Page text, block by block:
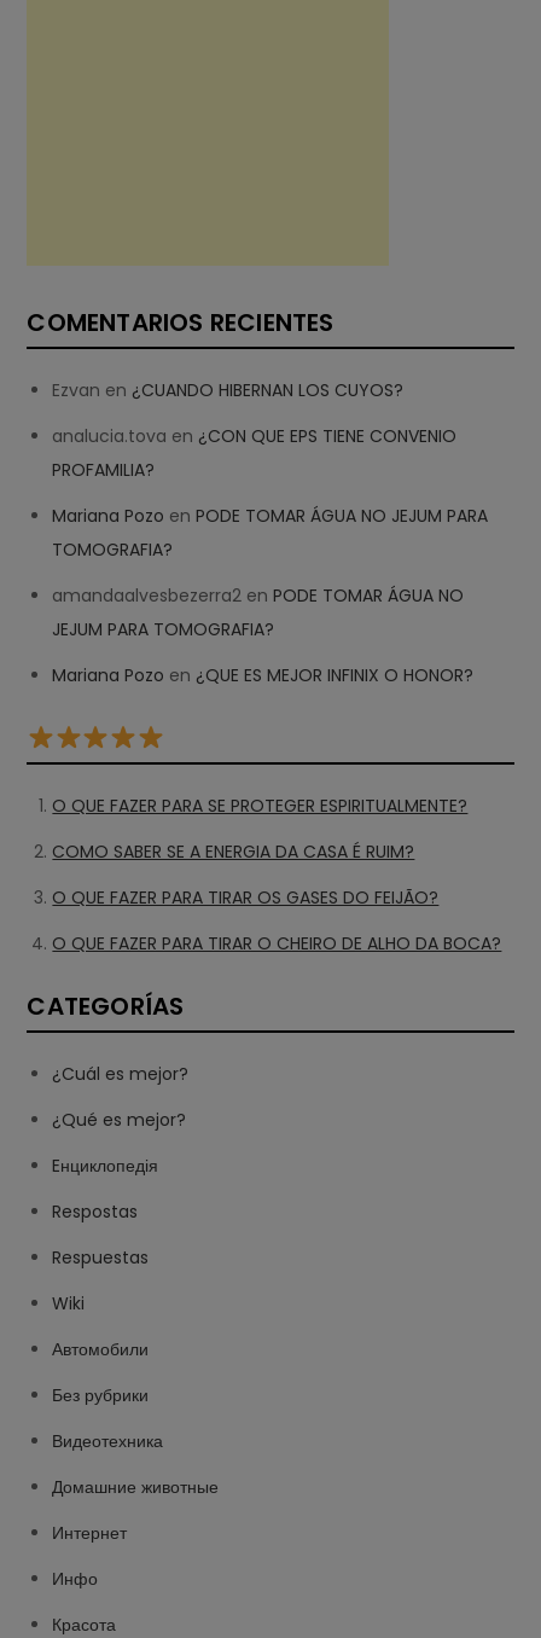
COMENTARIOS RECIENTES
Ezvan en ¿CUANDO HIBERNAN LOS CUYOS?
analucia.tova en ¿CON QUE EPS TIENE CONVENIO
PROFAMILIA?
Mariana Pozo enPODE TOMAR ÁGUA NO JEJUM PARA
TOMOGRAFIA?
amandaalvesbezerra2 enPODE TOMAR ÁGUA NO
JEJUM PARA TOMOGRAFIA?
Mariana Pozo en ¿QUE ES MEJOR INFINIX O HONOR?
O QUE FAZER PARA SE PROTEGER ESPIRITUALMENTE?
COMO SABER SE A ENERGIA DA CASA É RUIM?
O QUE FAZER PARA TIRAR OS GASES DO FEIJÃO?
O QUE FAZER PARA TIRAR O CHEIRO DE ALHO DA BOCA?
CATEGORÍAS
¿Cuál es mejor?
¿Qué es mejor?
Eнциклопедія
Respostas
Respuestas
Wiki
Автомобили
Без рубрики
Видеотехника
Домашние животные
Интернет
Инфо
Красота